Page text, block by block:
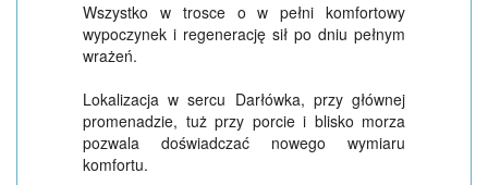
Wszystko w trosce o w pełni komfortowy
wypoczynek i regenerację sił po dniu pełnym
wrażeń.
Lokalizacja w sercu Darłówka, przy głównej
promenadzie, tuż przy porcie i blisko morza
pozwala doświadczać nowego wymiaru
komfortu.